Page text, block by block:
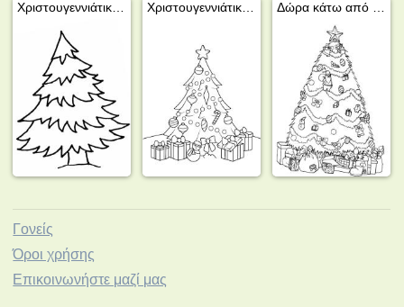
Γονείς
Όροι χρήσης
Επικοινωνήστε μαζί μας